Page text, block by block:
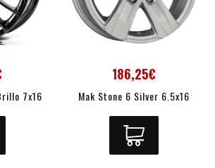
7x16
186,25€
Mak Stone 6 Silver 6.5x16